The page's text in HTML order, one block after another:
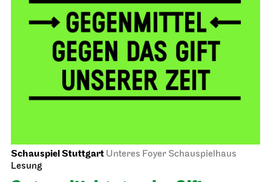
Schauspiel Stuttgart Unteres Foyer Schauspielhaus
Lesung